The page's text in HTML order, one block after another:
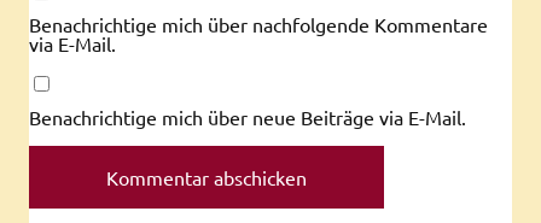
Benachrichtige mich über nachfolgende Kommentare
via E-Mail.
Benachrichtige mich über neue Beiträge via E-Mail.